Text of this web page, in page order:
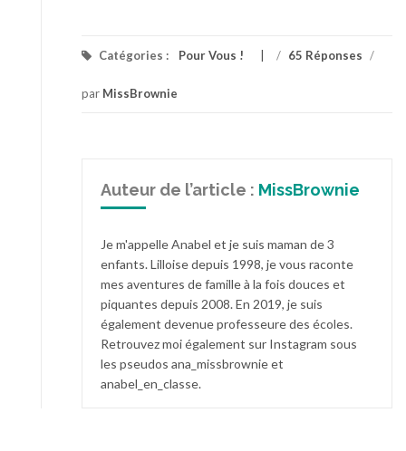
Catégories : Pour Vous ! / 65 Réponses /
par MissBrownie
Auteur de l’article : MissBrownie
Je m'appelle Anabel et je suis maman de 3
enfants. Lilloise depuis 1998, je vous raconte
mes aventures de famille à la fois douces et
piquantes depuis 2008. En 2019, je suis
également devenue professeure des écoles.
Retrouvez moi également sur Instagram sous
les pseudos ana_missbrownie et
anabel_en_classe.